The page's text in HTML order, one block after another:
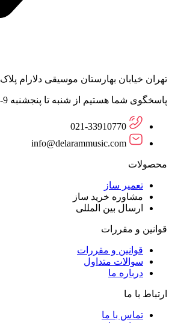
تهران خیابان بهارستان موسیقی دلارام پلاک 66
پاسخگوی شما هستیم از شنبه تا پنجشنبه 9-19
021-33910770
info@delarammusic.com
محصولات
تعمیر ساز
مشاوره خرید ساز
ارسال بین المللی
قوانین و مقررات
قوانین و مقررات
سوالات متداول
درباره ما
ارتباط با ما
تماس با ما